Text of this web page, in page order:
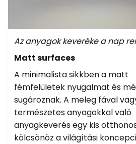
Az anyagok keveréke a nap
Matt surfaces
A minimalista sikkben a matt
fémfelületek nyugalmat és
sugároznak. A meleg fával
természetes anyagokkal való
anyagkeverés egy kis
kölcsönöz a világítási